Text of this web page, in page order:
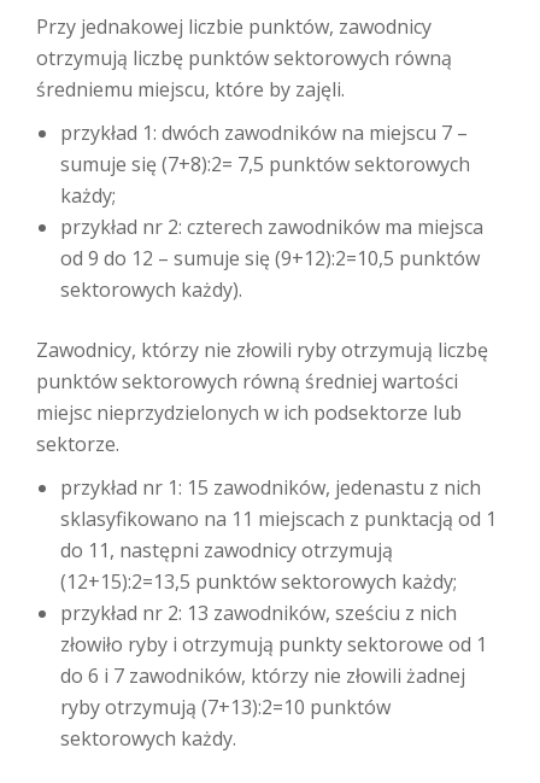
Przy jednakowej liczbie punktów, zawodnicy
otrzymują liczbę punktów sektorowych równą
średniemu miejscu, które by zajęli.
przykład 1: dwóch zawodników na miejscu 7 –
sumuje się (7+8):2= 7,5 punktów sektorowych
każdy;
przykład nr 2: czterech zawodników ma miejsca
od 9 do 12 – sumuje się (9+12):2=10,5 punktów
sektorowych każdy).
Zawodnicy, którzy nie złowili ryby otrzymują liczbę
punktów sektorowych równą średniej wartości
miejsc nieprzydzielonych w ich podsektorze lub
sektorze.
przykład nr 1: 15 zawodników, jedenastu z nich
sklasyfikowano na 11 miejscach z punktacją od 1
do 11, następni zawodnicy otrzymują
(12+15):2=13,5 punktów sektorowych każdy;
przykład nr 2: 13 zawodników, sześciu z nich
złowiło ryby i otrzymują punkty sektorowe od 1
do 6 i 7 zawodników, którzy nie złowili żadnej
ryby otrzymują (7+13):2=10 punktów
sektorowych każdy.